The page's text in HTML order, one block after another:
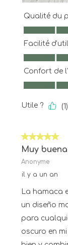
Qualité du
Qualité du
Facilité
Facilité
Confort de
Confort de
Utile ? (1)
5 sur 5 étoiles.
Muy
Anonyme
il y a un an
La hamaca
un diseño
para
oscuro en